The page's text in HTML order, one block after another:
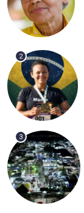
2
3